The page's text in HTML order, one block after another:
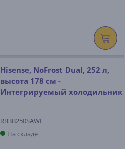
Hisense, NoFrost Dual, 252 л,
высота 178 см -
Интегрируемый холодильник
RB3B250SAWE
На складе